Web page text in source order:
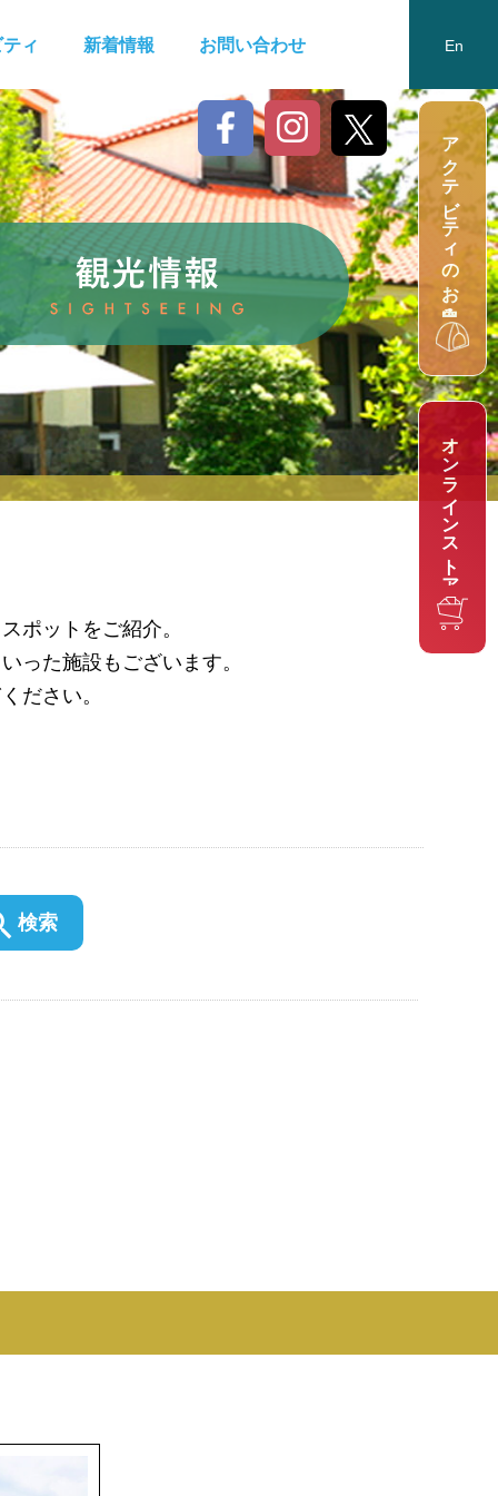
ィ 新着情報 お問い合わせ En
Ja
Ko
Ch
Tw
A
c
t
i
v
i
t
y
a
p
p
l
i
c
a
t
i
o
n
アクテビティのお申込み
신청
OnlineStor
e
オンラインストア
스토어
ポットをご紹介。
った施設もございます。
ださい。
検索